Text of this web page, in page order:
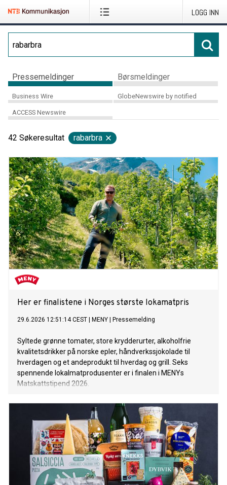
LOGG INN
Pressemeldinger Børsmeldinger
Business Wire GlobeNewswire by notified
ACCESS Newswire
42 Søkeresultat rabarbra
Her er finalistene i Norges største lokamatpris
29.6.2026 12:51:14 CEST MENY Pressemelding
Syltede grønne tomater, store krydderurter, alkoholfrie
kvalitetsdrikker på norske epler, håndverkssjokolade til
hverdagen og et andeprodukt til hverdag og grill. Seks
spennende lokalmatprodusenter er i finalen i MENYs
Matskattstipend 2026.